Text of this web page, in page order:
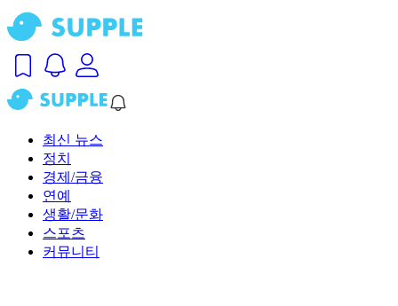
최신 뉴스
정치
경제/금융
연예
생활/문화
스포츠
커뮤니티